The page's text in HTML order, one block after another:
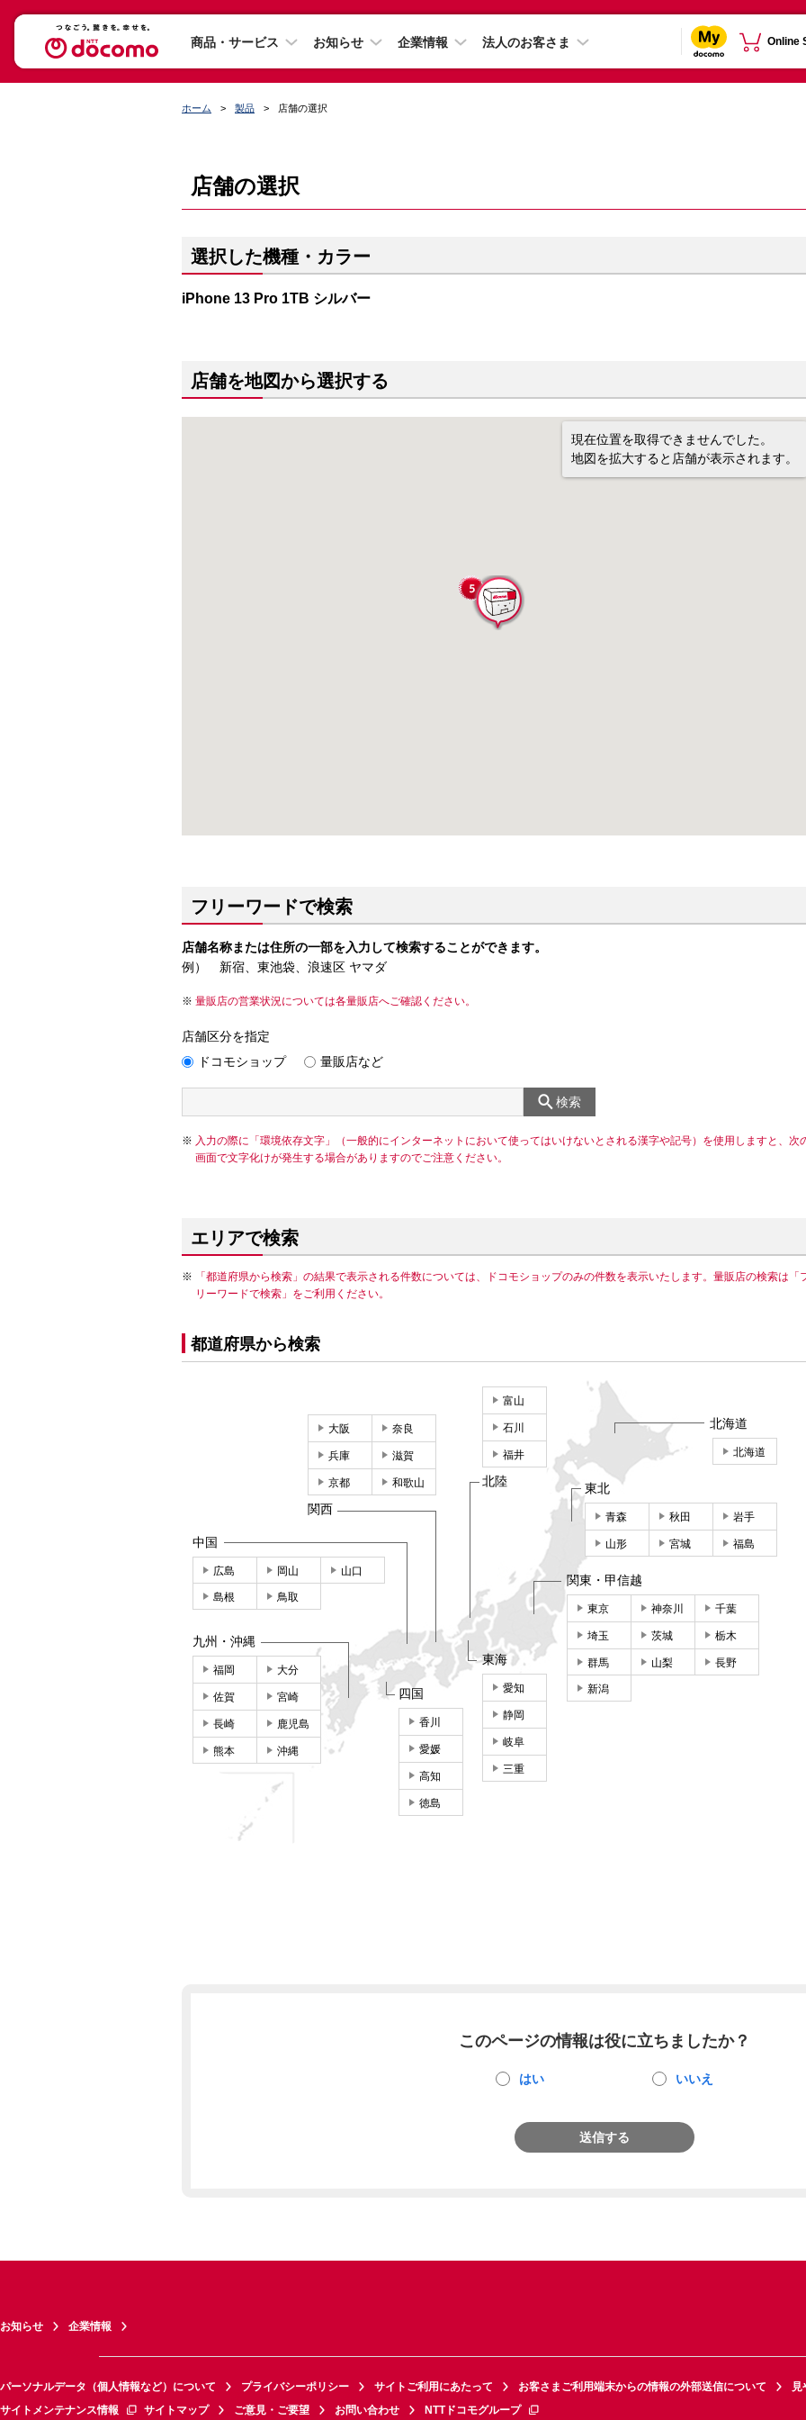
商品・サービス お知らせ 企業情報 法人のお客さま Online
ホーム 製品 店舗の選択
店舗の選択
選択した機種・カラー
iPhone 13 Pro 1TB シルバー
店舗を地図から選択する
現在位置を取得できませんでした。
地図を拡大すると店舗が表示されます。
フリーワードで検索
店舗名称または住所の一部を入力して検索することができます。
例） 新宿、東池袋、浪速区 ヤマダ
量販店の営業状況については各量販店へご確認ください。
店舗区分を指定
ドコモショップ
量販店など
検索
入力の際に「環境依存文字」（一般的にインターネットにおいて使ってはいけないとされる漢字や記号）を使用しますと、次
画面で文字化けが発生する場合がありますのでご注意ください。
エリアで検索
「都道府県から検索」の結果で表示される件数については、ドコモショップのみの件数を表示いたします。量販店の検索は「
リーワードで検索」をご利用ください。
都道府県から検索
北海道
北海道
東北
青森 秋田 岩手
山形 宮城 福島
関東・甲信越
東京 神奈川 千葉
埼玉 茨城 栃木
群馬 山梨 長野
新潟
東海
愛知
静岡
岐阜
三重
富山
石川
福井
北陸
大阪 奈良
兵庫 滋賀
京都 和歌山
関西
中国
広島 岡山 山口
島根 鳥取
四国
香川
愛媛
高知
徳島
九州・沖縄
福岡 大分
佐賀 宮崎
長崎 鹿児島
熊本 沖縄
このページの情報は役に立ちましたか？
はい いいえ
送信する
お知らせ 企業情報
パーソナルデータ（個人情報など）について プライバシーポリシー サイトご利用にあたって お客さまご利用端末からの情報の外部送信について
見
サイトメンテナンス情報
サイトマップ ご意見・ご要望 お問い合わせ NTTドコモグループ